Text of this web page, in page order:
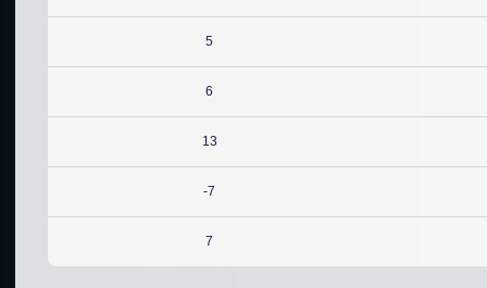
5
6
13
-7
7